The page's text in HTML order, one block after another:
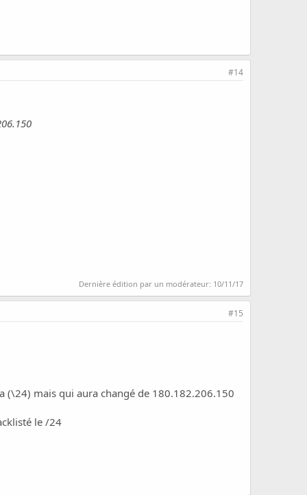
#14
Dernière édition par un modérateur: 10/11/17
#15
(\24) mais qui aura changé de 180.182.206.150
le /24